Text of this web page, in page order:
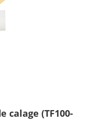
calage (TF100-